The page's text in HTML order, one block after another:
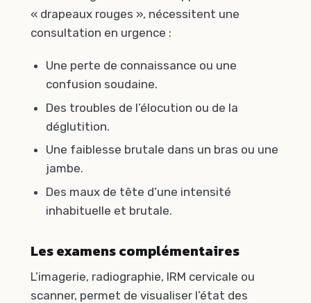
« drapeaux rouges », nécessitent une
consultation en urgence :
Une perte de connaissance ou une
confusion soudaine.
Des troubles de l’élocution ou de la
déglutition.
Une faiblesse brutale dans un bras ou une
jambe.
Des maux de tête d’une intensité
inhabituelle et brutale.
Les examens complémentaires
L’imagerie, radiographie, IRM cervicale ou
scanner, permet de visualiser l’état des